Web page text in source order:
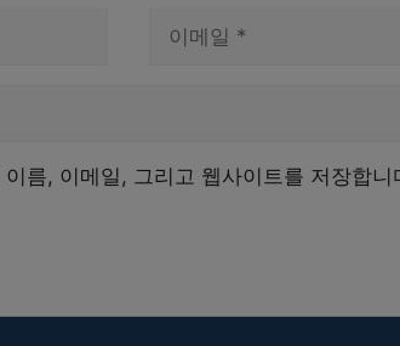
름, 이메일, 그리고 웹사이트를 저장합니